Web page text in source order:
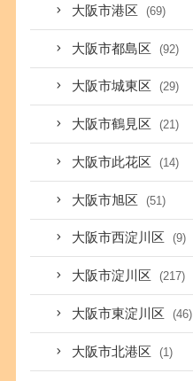
大阪市港区 (69)
大阪市都島区 (92)
大阪市城東区 (29)
大阪市鶴見区 (21)
大阪市此花区 (14)
大阪市旭区 (51)
大阪市西淀川区 (9)
大阪市淀川区 (217)
大阪市東淀川区 (46)
大阪市北港区 (1)